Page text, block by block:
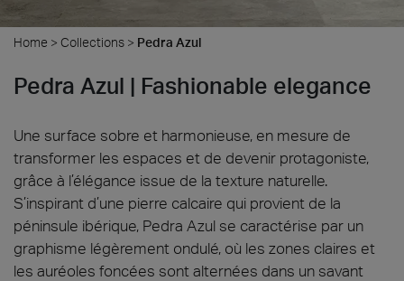
Home > Collections > Pedra Azul
Pedra Azul | Fashionable elegance
Une surface sobre et harmonieuse, en mesure de
transformer les espaces et de devenir protagoniste,
grâce à l’élégance issue de la texture naturelle.
S’inspirant d’une pierre calcaire qui provient de la
péninsule ibérique, Pedra Azul se caractérise par un
graphisme légèrement ondulé, où les zones claires et
les auréoles foncées sont alternées dans un savant